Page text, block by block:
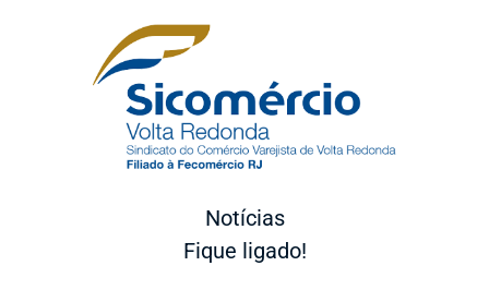
Notícias
Fique ligado!